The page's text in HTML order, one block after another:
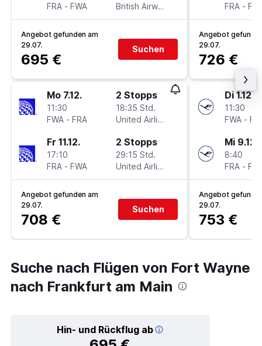
FRA - FWA
British Airways
Angebot gefunden am
29.07.
695 €
Suchen
Mo 7.12.
11:30
FWA - FRA
2 Stopps
18:35 Std.
United Airlines
Fr 11.12.
17:10
FRA - FWA
2 Stopps
29:15 Std.
United Airlines
Angebot gefunden am
29.07.
708 €
Suchen
FRA -
Angebot
29.07.
726 €
Di 1.12.
11:30
FWA -
Mi 9.12.
8:40
FRA -
Angebot
29.07.
753 €
Suche nach Flügen von Fort Wayne
nach Frankfurt am Main
Hin- und Rückflug ab